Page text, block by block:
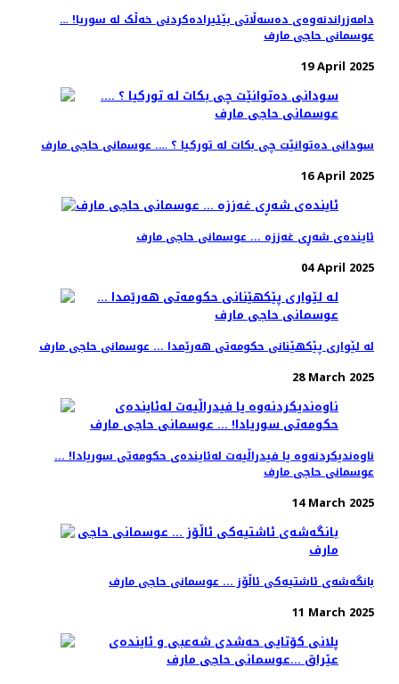
دامەزراندنەوەی دەسەڵاتی بێئیرادەکردنی خەڵک لە سوریا! …
عوسمانی حاجی مارف
19 April 2025
سودانی دەتوانێت چی بکات لە تورکیا ؟ …. عوسمانی حاجی مارف
16 April 2025
ئایندەی شەڕی غەززە ... عوسمانی حاجی مارف
04 April 2025
لە لێواری پێکهێنانی حکومەتی هەرێمدا ... عوسمانی حاجی مارف
28 March 2025
ناوەندیکردنەوە یا فیدراڵیەت لەئایندەی حکومەتی سوریادا! ...
عوسمانی حاجی مارف
14 March 2025
بانگەشەی ئاشتیەکی ئاڵۆز ... عوسمانی حاجی مارف
11 March 2025